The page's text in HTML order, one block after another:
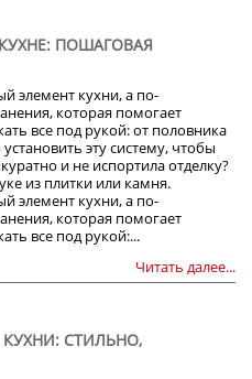
ПОШАГОВАЯ
элемент кухни, а по-
которая помогает
все под рукой: от половника
эту систему, чтобы
и не испортила отделку?
из плитки или камня.
элемент кухни, а по-
которая помогает
все под рукой:...
Читать далее...
СТИЛЬНО,